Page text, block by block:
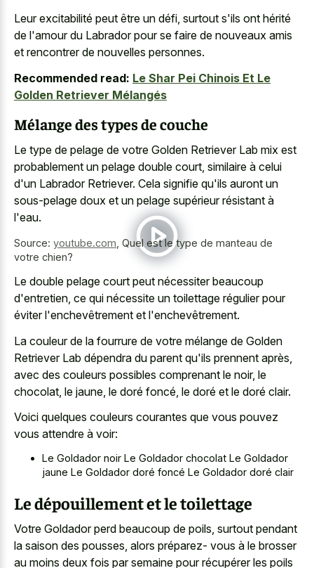
Leur excitabilité peut être un défi, surtout s'ils ont hérité
de l'amour du Labrador pour se faire de nouveaux amis
et rencontrer de nouvelles personnes.
Recommended read: Le Shar Pei Chinois Et Le
Golden Retriever Mélangés
Mélange des types de couche
Le type de pelage de votre Golden Retriever Lab mix est
probablement un pelage double court, similaire à celui
d'un Labrador Retriever. Cela signifie qu'ils auront un
sous-pelage doux et un pelage supérieur résistant à
l'eau.
Source: youtube.com Quel est le type de manteau de
votre chien?
Le double pelage court peut nécessiter beaucoup
d'entretien, ce qui nécessite un toilettage régulier pour
éviter l'enchevêtrement et l'enchevêtrement.
La couleur de la fourrure de votre mélange de Golden
Retriever Lab dépendra du parent qu'ils prennent après,
avec des couleurs possibles comprenant le noir, le
chocolat, le jaune, le doré foncé, le doré et le doré clair.
Voici quelques couleurs courantes que vous pouvez
vous attendre à voir:
Le Goldador noir Le Goldador chocolat Le Goldador
jaune Le Goldador doré foncé Le Goldador doré clair
Le dépouillement et le toilettage
Votre Goldador perd beaucoup de poils, surtout pendant
la saison des pousses, alors préparez- vous à le brosser
au moins deux fois par semaine pour récupérer les poils